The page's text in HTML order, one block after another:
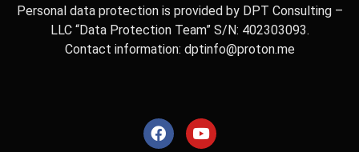
Personal data protection is provided by DPT Consulting –
LLC “Data Protection Team” S/N: 402303093.
Contact information: dptinfo@proton.me